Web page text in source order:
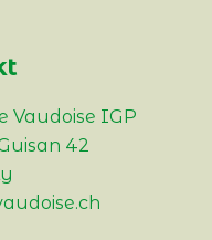
Vaudoise IGP
42